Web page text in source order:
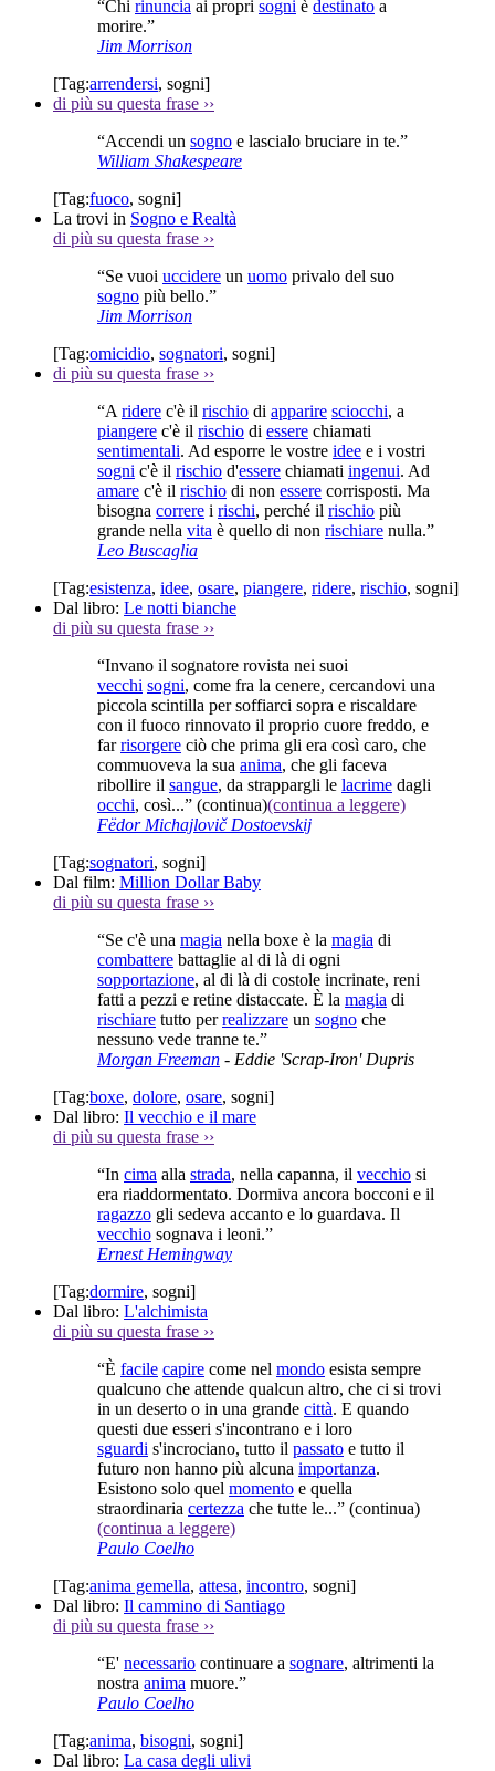
“Chi rinuncia ai propri sogni è destinato a
morire.”
Jim Morrison
[Tag:arrendersi, sogni]
di più su questa frase ››
“Accendi un sogno e lascialo bruciare in te.”
William Shakespeare
[Tag:fuoco, sogni]
La trovi in Sogno e Realtà
di più su questa frase ››
“Se vuoi uccidere un uomo privalo del suo
sogno più bello.”
Jim Morrison
[Tag:omicidio, sognatori, sogni]
di più su questa frase ››
“A ridere c'è il rischio di apparire sciocchi, a
piangere c'è il rischio di essere chiamati
sentimentali. Ad esporre le vostre idee e i vostri
sogni c'è il rischio d'essere chiamati ingenui. Ad
amare c'è il rischio di non essere corrisposti. Ma
bisogna correre i rischi, perché il rischio più
grande nella vita è quello di non rischiare nulla.”
Leo Buscaglia
[Tag:esistenza, idee, osare, piangere, ridere, rischio, sogni]
Dal libro: Le notti bianche
di più su questa frase ››
“Invano il sognatore rovista nei suoi
vecchi sogni, come fra la cenere, cercandovi una
piccola scintilla per soffiarci sopra e riscaldare
con il fuoco rinnovato il proprio cuore freddo, e
farrisorgere ciò che prima gli era così caro, che
commuoveva la sua anima, che gli faceva
ribollire il sangue, da strappargli le lacrime dagli
occhi, così...” (continua)(continua a leggere)
Fëdor Michajlovič Dostoevskij
[Tag:sognatori, sogni]
Dal film: Million Dollar Baby
di più su questa frase ››
“Se c'è una magia nella boxe è la magia di
combattere battaglie al di là di ogni
sopportazione, al di là di costole incrinate, reni
fatti a pezzi e retine distaccate. È la magia di
rischiare tutto perrealizzare un sogno che
nessuno vede tranne te.”
Morgan Freeman - Eddie 'Scrap-Iron' Dupris
[Tag:boxe, dolore, osare, sogni]
Dal libro: Il vecchio e il mare
di più su questa frase ››
“In cima alla strada, nella capanna, il vecchio si
era riaddormentato. Dormiva ancora bocconi e il
ragazzo gli sedeva accanto e lo guardava. Il
vecchio sognava i leoni.”
Ernest Hemingway
[Tag:dormire, sogni]
Dal libro: L'alchimista
di più su questa frase ››
“È facile capire come nel mondo esista sempre
qualcuno che attende qualcun altro, che ci si trovi
in un deserto o in una grande città. E quando
questi due esseri s'incontrano e i loro
sguardi s'incrociano, tutto il passato e tutto il
futuro non hanno più alcuna importanza.
Esistono solo quel momento e quella
straordinaria certezza che tutte le...” (continua)
(continua a leggere)
Paulo Coelho
[Tag:anima gemella, attesa, incontro, sogni]
Dal libro: Il cammino di Santiago
di più su questa frase ››
“E' necessario continuare a sognare, altrimenti la
nostra anima muore.”
Paulo Coelho
[Tag:anima, bisogni, sogni]
Dal libro: La casa degli ulivi